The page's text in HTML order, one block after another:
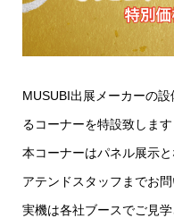
MUSUBI出展メーカーの
るコーナーを特設致します
本コーナーはパネル展示
アテンドスタッフまでお問
実機は各社ブースでご見